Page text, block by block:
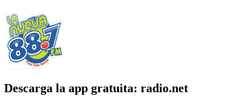
Descarga la app gratuita: radio.net